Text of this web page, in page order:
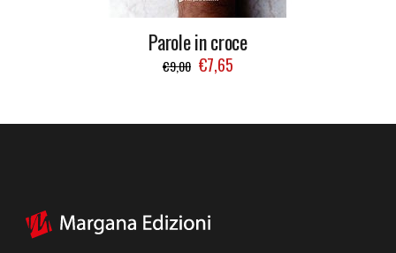
Parole in croce
€9,00 €7,65